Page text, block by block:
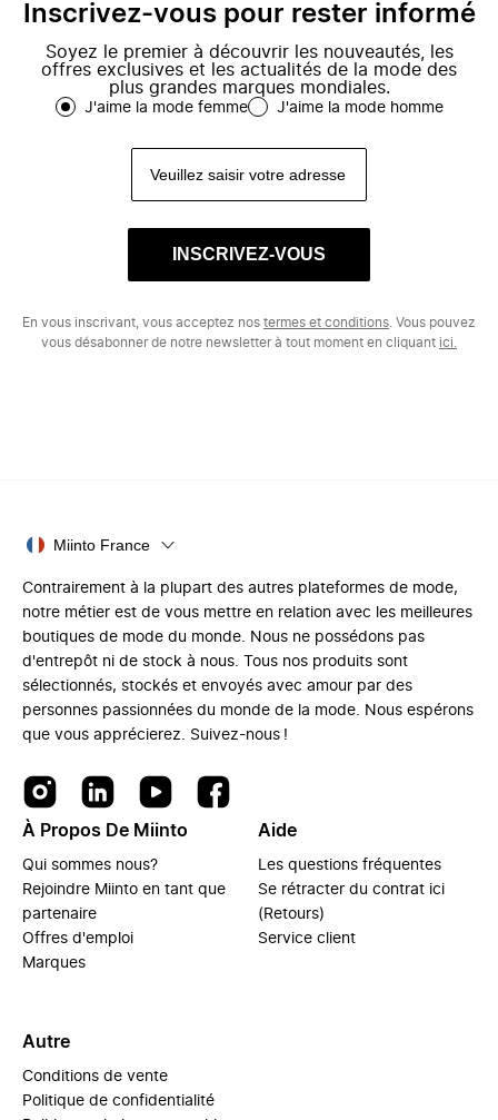
Inscrivez-vous pour rester informé
Soyez le premier à découvrir les nouveautés, les
offres exclusives et les actualités de la mode des
plus grandes marques mondiales.
J'aime la mode femme J'aime la mode homme
INSCRIVEZ-VOUS
En vous inscrivant, vous acceptez nos termes et conditions . Vous pouvez
vous désabonner de notre newsletter à tout moment en cliquant ici.
Miinto France
Contrairement à la plupart des autres plateformes de mode,
notre métier est de vous mettre en relation avec les meilleures
boutiques de mode du monde. Nous ne possédons pas
d'entrepôt ni de stock à nous. Tous nos produits sont
sélectionnés, stockés et envoyés avec amour par des
personnes passionnées du monde de la mode. Nous espérons
que vous apprécierez. Suivez-nous !
À Propos De Miinto
Qui sommes nous?
Rejoindre Miinto en tant que
partenaire
Offres d'emploi
Marques
Aide
Les questions fréquentes
Se rétracter du contrat ici
(Retours)
Service client
Autre
Conditions de vente
Politique de confidentialité